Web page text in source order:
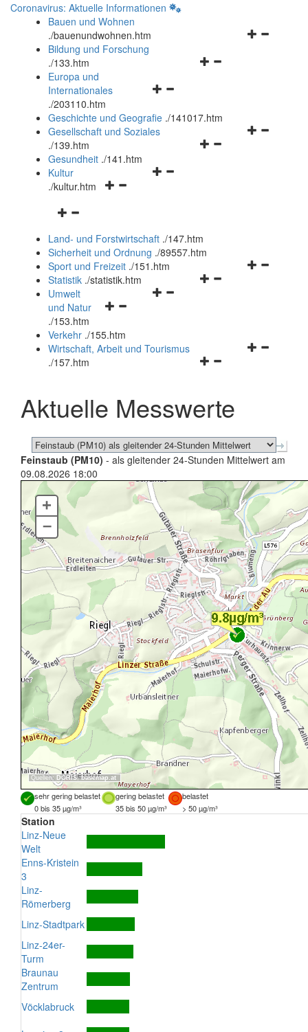
Coronavirus: Aktuelle Informationen
Bauen und Wohnen
./bauenundwohnen.htm
Navigationsmenü
Bildung und Forschung
./133.htm
Navigationsmenü
und
schließen
Europa und
Internationales
./203110.htm
Geschichte und Geografie ./141017.htm
Navigationsmenü
Gesellschaft und Soziales
./139.htm
Navigationsmenü
Gesundheit ./141.htm
Navigationsmenü
Kultur
./kultur.htm
Navigationsmenü
und
schließen
Land- und Forstwirtschaft ./147.htm
Sicherheit und Ordnung ./89557.htm
Navigationsmenü
Sport und Freizeit ./151.htm
Navigationsmenü
Statistik ./statistik.htm
Navigationsmenü
und
schließen
Umwelt
und Natur
./153.htm
Verkehr ./155.htm
Navigationsmenü
schließen
Wirtschaft, Arbeit und Tourismus
./157.htm
Aktuelle Messwerte
Feinstaub (PM10) - als gleitender 24-Stunden Mittelwert am
09.08.2026 18:00
Quellen: DORIS,basemap.at
+
–
sehr gering belastet gering belastet
belastet
0 bis 35 µg/m³
35 bis 50 µg/m³ > 50 µg/m³
Station
Linz-Neue
Welt
Enns-Kristein
3
Linz-
Römerberg
Linz-Stadtpark
Linz-24er-
Turm
Braunau
Zentrum
Vöcklabruck